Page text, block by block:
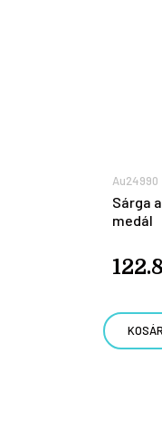
Au24990
Sárga
medál